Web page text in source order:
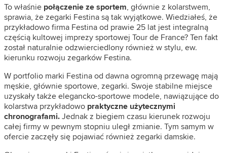
To właśnie połączenie ze sportem, głównie z kolarstwem,
sprawia, że zegarki Festina są tak wyjątkowe. Wiedziałeś, że
przykładowo firma Festina od prawie 25 lat jest integralną
częścią kultowej imprezy sportowej Tour de France? Ten fakt
został naturalnie odzwierciedlony również w stylu, ew.
kierunku rozwoju zegarków Festina.
W portfolio marki Festina od dawna ogromną przewagę mają
męskie, głównie sportowe, zegarki. Swoje stabilne miejsce
uzyskały także elegancko-sportowe modele, nawiązujące do
kolarstwa przykładowo praktyczne użytecznymi
chronografami.Jednak z biegiem czasu kierunek rozwoju
całej firmy w pewnym stopniu uległ zmianie. Tym samym w
ofercie zaczęły się pojawiać również zegarki damskie.